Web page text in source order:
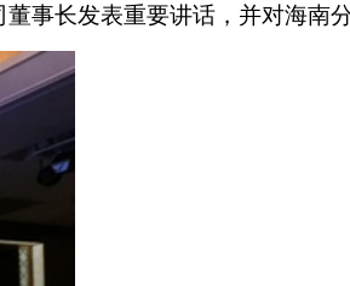
事长发表重要讲话，并对海南